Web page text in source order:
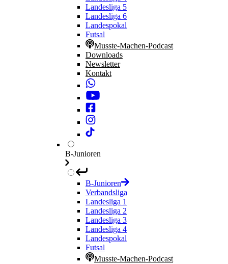
Landesliga 5
Landesliga 6
Landespokal
Futsal
Musste-Machen-Podcast
Downloads
Newsletter
Kontakt
B-Junioren
B-Junioren
Verbandsliga
Landesliga 1
Landesliga 2
Landesliga 3
Landesliga 4
Landespokal
Futsal
Musste-Machen-Podcast